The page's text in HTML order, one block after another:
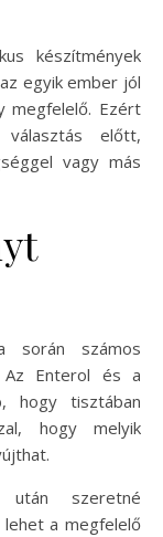
készítmények
egyik ember jól
megfelelő. Ezért
előtt,
vagy más
során számos
Az Enterol és a
hogy tisztában
hogy melyik
után szeretné
a megfelelő